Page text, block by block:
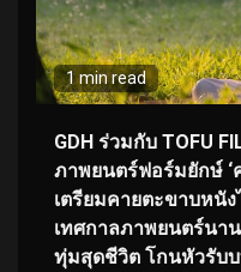
1 min read
GDH ร่วมกับ TOFU
ภาพยนตร์ฟอร์มยักษ์ ‘
เตรียมคายตะขาบหนั
เทศกาลภาพยนตร์นา
ทุ่มสุดชีวิต โกนหัวรับ